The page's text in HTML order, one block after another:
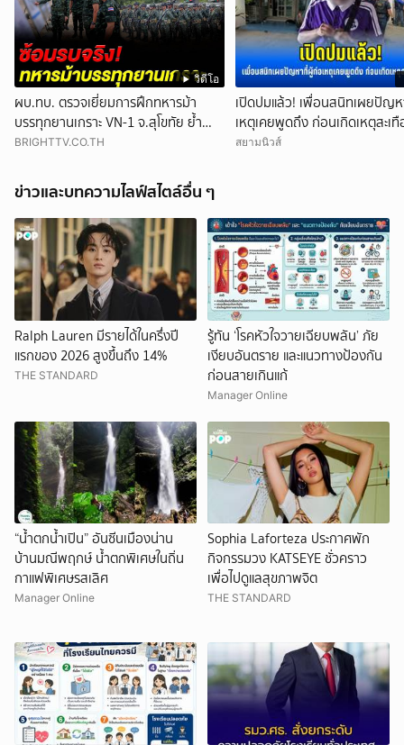
วิดีโอ
ผบ.ทบ. ตรวจเยี่ยมการฝึกทหารม้า
บรรทุกยานเกราะ VN-1 จ.สุโขทัย ย้ำ
สร้างความพร้อมรับมือทุกสถานการณ์
BRIGHTTV.CO.TH
เปิดปมแล้ว! เพื่อนสนิทเผยปัญ
เหตุเคยพูดถึง ก่อนเกิดเหตุสะเ
สยามนิวส์
ข่าวและบทความไลฟ์สไตล์อื่น ๆ
Ralph Lauren มีรายได้ในครึ่งปี
แรกของ 2026 สูงขึ้นถึง 14%
THE STANDARD
รู้ทัน ‘โรคหัวใจวายเฉียบพลัน’ ภัย
เงียบอันตราย และแนวทางป้องกัน
ก่อนสายเกินแก้
Manager Online
“น้ำตกน้ำเปิน” อันซีนเมืองน่าน
บ้านมณีพฤกษ์ น้ำตกพิเศษในถิ่น
กาแฟพิเศษรสเลิศ
Manager Online
Sophia Laforteza ประกาศพัก
กิจกรรมวง KATSEYE ชั่วคราว
เพื่อไปดูแลสุขภาพจิต
THE STANDARD